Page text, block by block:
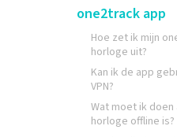
one2track app
Hoe zet ik mijn
horloge uit?
Kan ik de app
VPN?
Wat moet ik doen
horloge offline is?